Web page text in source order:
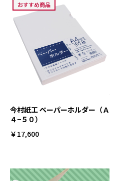
おすすめ商品
今村紙工 ペーパーホルダー（Ａ
４−５０）
￥17,600